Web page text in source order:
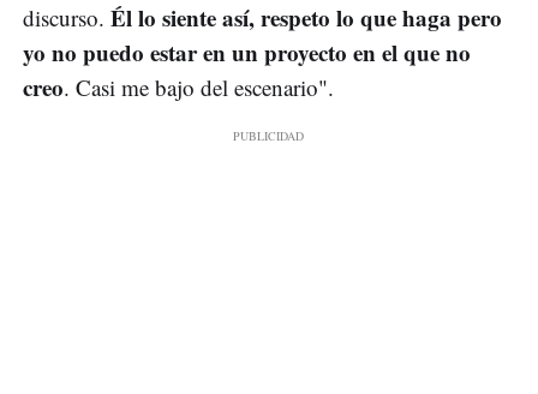
discurso. Él lo siente así, respeto lo que haga pero
yo no puedo estar en un proyecto en el que no
creo. Casi me bajo del escenario".